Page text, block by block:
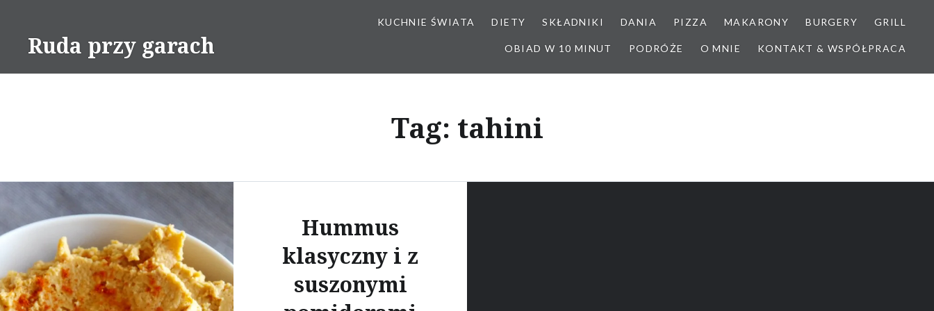
contentRuda przy garach
KUCHNIE ŚWIATA DIETY SKŁADNIKI DANIA PIZZA MAKARONY BURGERY GRILL
OBIAD W 10 MINUT PODRÓŻE O MNIE KONTAKT & WSPÓŁPRACA
Tag: tahini
Hummus
klasyczny i z
suszonymi